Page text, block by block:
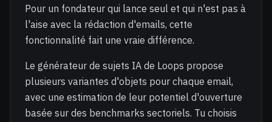
Pour un fondateur qui lance seul et qui n'est pas à
l'aise avec la rédaction d'emails, cette
fonctionnalité fait une vraie différence.
Le générateur de sujets IA de Loops propose
plusieurs variantes d'objets pour chaque email,
avec une estimation de leur potentiel d'ouverture
basée sur des benchmarks sectoriels. Tu choisis